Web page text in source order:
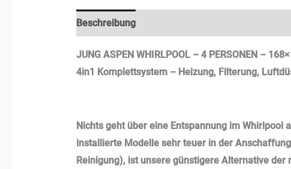
Beschreibung
JUNG ASPEN WHIRLPOOL – 4 PERSONEN –
4in1 Komplettsystem – Heizung, Filterung,
Nichts geht über eine Entspannung im Whirlpool
installierte Modelle sehr teuer in der
Reinigung), ist unsere günstigere Alternative der